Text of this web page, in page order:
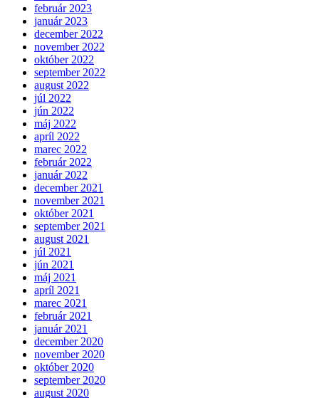
február 2023
január 2023
december 2022
november 2022
október 2022
september 2022
august 2022
júl 2022
jún 2022
máj 2022
apríl 2022
marec 2022
február 2022
január 2022
december 2021
november 2021
október 2021
september 2021
august 2021
júl 2021
jún 2021
máj 2021
apríl 2021
marec 2021
február 2021
január 2021
december 2020
november 2020
október 2020
september 2020
august 2020